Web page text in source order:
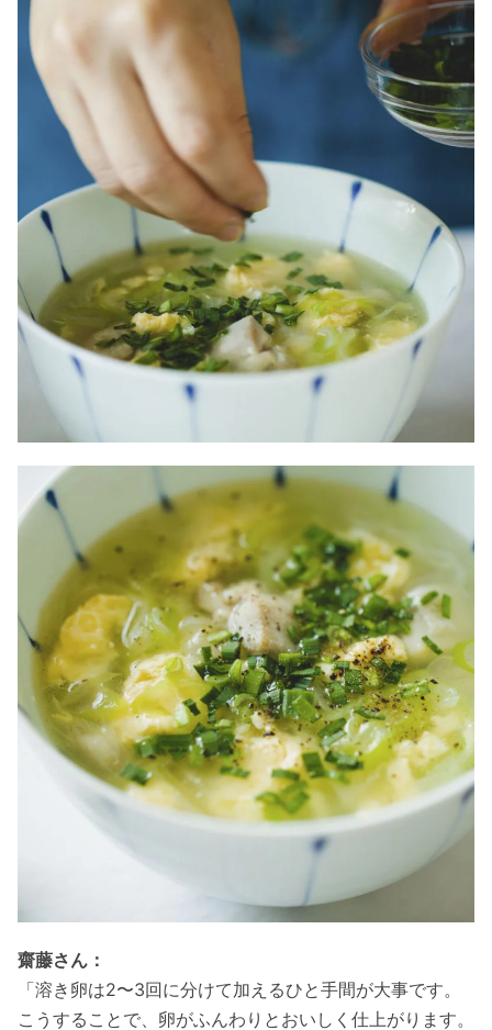
齋藤さん：
「溶き卵は2〜3回に分けて加えるひと手間が大事です。
こうすることで、卵がふんわりとおいしく仕上がります。